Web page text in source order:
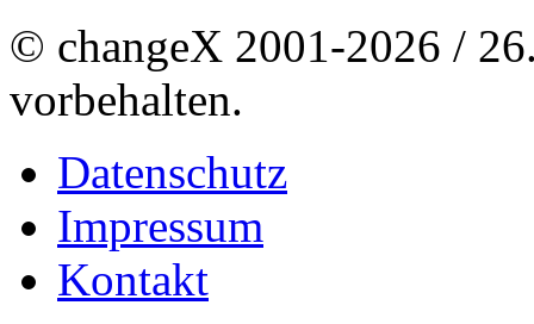
© changeX 2001-2026 /
vorbehalten.
Datenschutz
Impressum
Kontakt